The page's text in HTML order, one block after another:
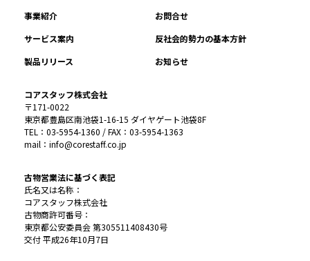
事業紹介
お問合せ
サービス案内
反社会的勢力の基本方針
製品リリース
お知らせ
コアスタッフ株式会社
〒171-0022
東京都豊島区南池袋1-16-15 ダイヤゲート池袋8F
TEL：03-5954-1360 / FAX：03-5954-1363
mail：info@corestaff.co.jp
古物営業法に基づく表記
氏名又は名称：
コアスタッフ株式会社
古物商許可番号：
東京都公安委員会 第305511408430号
交付 平成26年10月7日